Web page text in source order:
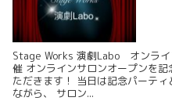
Stage Works 演劇Labo オンライ
催 オンラインサロンオープンを
ただきます！ 当日は記念パーテ
ながら、 サロン...